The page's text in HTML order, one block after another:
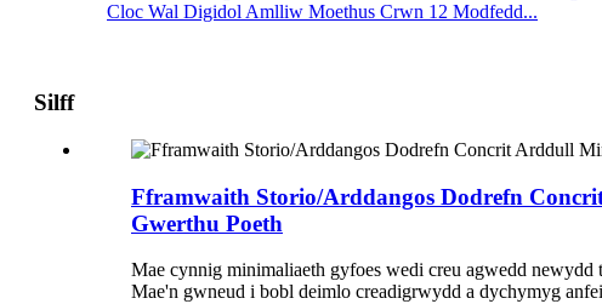
Cloc Wal Digidol Amlliw Moethus Crwn 12 Modfedd...
Silff
Fframwaith Storio/Arddangos Dodrefn
Gwerthu Poeth
Mae cynnig minimaliaeth gyfoes wedi creu agwedd
Mae'n gwneud i bobl deimlo creadigrwydd a dychymyg